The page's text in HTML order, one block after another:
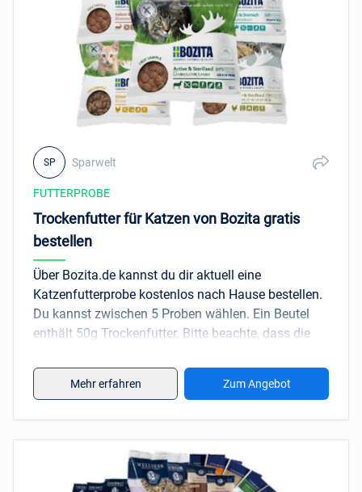
FUTTERPROBE
Trockenfutter für Katzen von Bozita gratis
bestellen
Über Bozita.de kannst du dir aktuell eine
Katzenfutterprobe kostenlos nach Hause bestellen.
Du kannst zwischen 5 Proben wählen. Ein Beutel
enthält 50g Trockenfutter. Bitte beachte, dass die
Angebot nur bis auf Widerruf gilt. Pro Haushalt ist
nur eine Bestellung erlaubt.
Über das Produkt: Ein hochwertiges Katzenfutter
aus Vårgårda, das einen hohen Anteil an
schwedischem Fleisch und sorgfältig ausgewählten
Mehr erfahren Zum Angebot
SP Sparwelt